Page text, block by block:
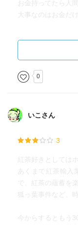
お金持ってたら人
大事なのはお金だ
0
いこさん
3
紅茶好きとしては
あくまで紅茶輸
で、紅茶の蘊蓄を
狐っ葉事件など、
今からするともう